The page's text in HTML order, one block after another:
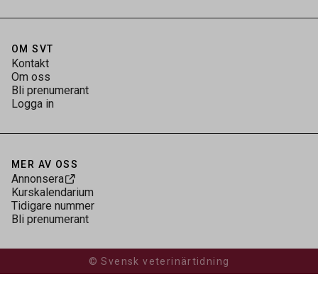
OM SVT
Kontakt
Om oss
Bli prenumerant
Logga in
MER AV OSS
Annonsera
Kurskalendarium
Tidigare nummer
Bli prenumerant
© Svensk veterinärtidning